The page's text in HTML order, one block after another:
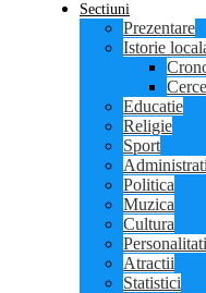
Sectiuni
Prezentare
Istorie
Educatie
Religie
Sport
Politica
Muzica
Cultura
Atractii
Statistici